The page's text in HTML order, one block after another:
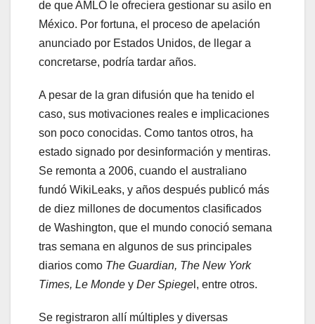
de que AMLO le ofreciera gestionar su asilo en
México. Por fortuna, el proceso de apelación
anunciado por Estados Unidos, de llegar a
concretarse, podría tardar años.
A pesar de la gran difusión que ha tenido el
caso, sus motivaciones reales e implicaciones
son poco conocidas. Como tantos otros, ha
estado signado por desinformación y mentiras.
Se remonta a 2006, cuando el australiano
fundó WikiLeaks, y años después publicó más
de diez millones de documentos clasificados
de Washington, que el mundo conoció semana
tras semana en algunos de sus principales
diarios como The Guardian, The New York
Times, Le Monde y Der Spiege l, entre otros.
Se registraron allí múltiples y diversas